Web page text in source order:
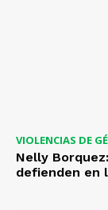
VIOLENCIAS DE
Nelly
defienden en